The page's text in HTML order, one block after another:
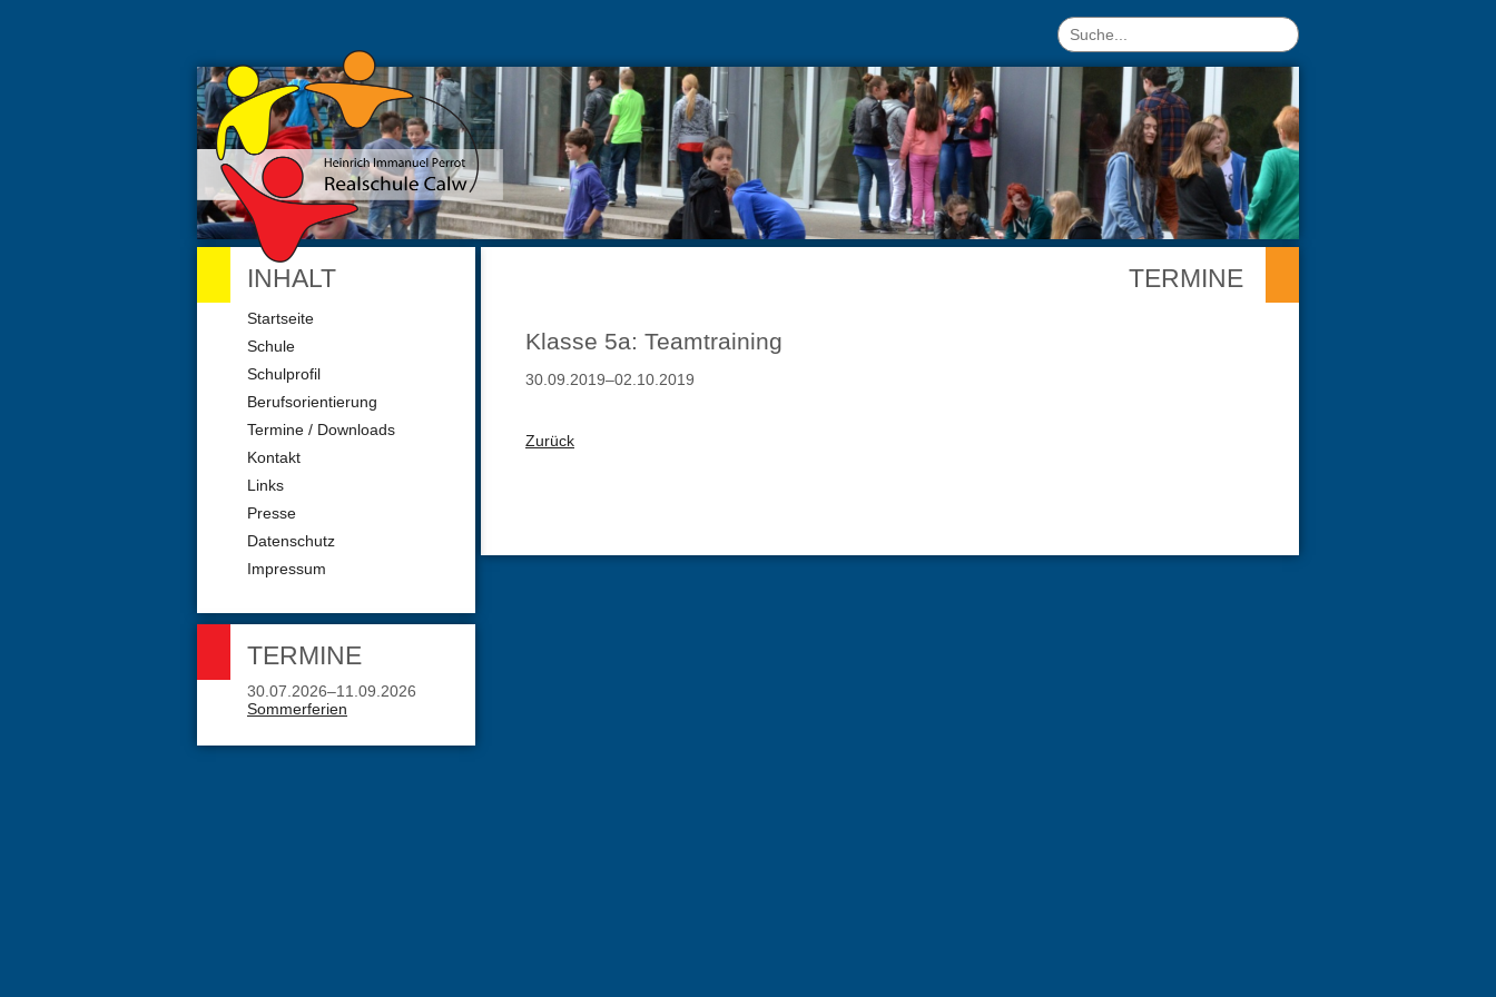
TERMINE
Klasse 5a: Teamtraining
30.09.2019–02.10.2019
Zurück
INHALT
Navigation
Startseite
Schule
Schulprofil
Berufsorientierung
Termine / Downloads
Kontakt
Links
Presse
Datenschutz
Impressum
TERMINE
30.07.2026–11.09.2026
Sommerferien